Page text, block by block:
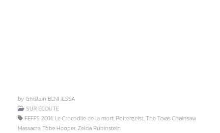
by Ghislain BENHESSA
SUR ÉCOUTE
FEFFS 2014, Le Crocodile de la mort, Poltergeist, The Texas Chainsaw
Massacre, Tobe Hooper, Zelda Rubinstein